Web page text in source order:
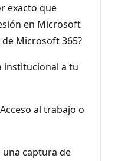
exacto que
en Microsoft
Microsoft 365?
institucional a tu
al trabajo o
captura de